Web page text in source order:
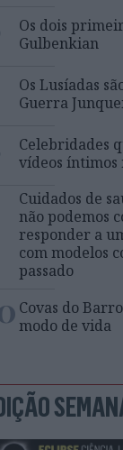
Os dois
Gulbenkian
Os Lusíadas
Guerra
Celebridades
vídeos
Cuidados de
não podemos
responder a
com modelos
passado
Covas do
modo de vida